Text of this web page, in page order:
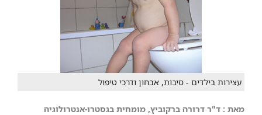
עצירות בילדים - סיבות, אבחון ודרכי טיפול
מאת : ד"ר דרורה ברקוביץ, מומחית בגסטרו-אנטרולוגיה